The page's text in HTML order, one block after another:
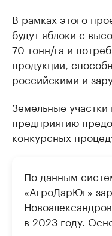
В рамках этого
будут яблоки с
70 тонн/га и
продукции,
российскими и
Земельные участки
предприятию
конкурсных
По данным
«АгроДарЮг»
в 2023 году.